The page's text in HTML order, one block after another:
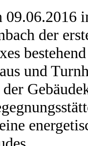
09.06.2016
der
und